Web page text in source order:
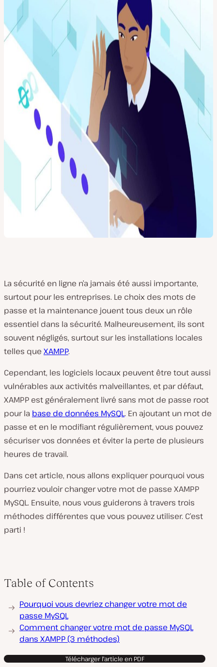
La sécurité en ligne n’a jamais été aussi importante,
surtout pour les entreprises. Le choix des mots de
passe et la maintenance jouent tous deux un rôle
essentiel dans la sécurité. Malheureusement, ils sont
souvent négligés, surtout sur les installations locales
telles que XAMPP.
Cependant, les logiciels locaux peuvent être tout aussi
vulnérables aux activités malveillantes, et par défaut,
XAMPP est généralement livré sans mot de passe root
pour la base de données MySQL. En ajoutant un mot de
passe et en le modifiant régulièrement, vous pouvez
sécuriser vos données et éviter la perte de plusieurs
heures de travail.
Dans cet article, nous allons expliquer pourquoi vous
pourriez vouloir changer votre mot de passe XAMPP
MySQL. Ensuite, nous vous guiderons à travers trois
méthodes différentes que vous pouvez utiliser. C’est
parti !
Table of Contents
Pourquoi vous devriez changer votre mot de
passe MySQL
Comment changer votre mot de passe MySQL
dans XAMPP (3 méthodes)
Télécharger l'article en PDF